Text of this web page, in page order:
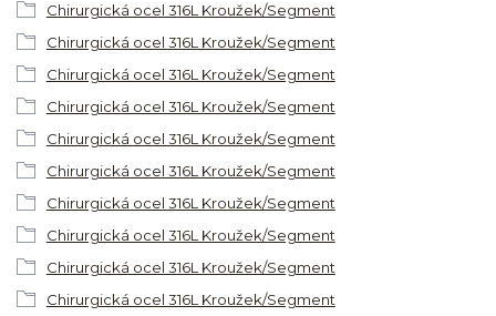
Chirurgická ocel 316L Kroužek/Segment
Chirurgická ocel 316L Kroužek/Segment
Chirurgická ocel 316L Kroužek/Segment
Chirurgická ocel 316L Kroužek/Segment
Chirurgická ocel 316L Kroužek/Segment
Chirurgická ocel 316L Kroužek/Segment
Chirurgická ocel 316L Kroužek/Segment
Chirurgická ocel 316L Kroužek/Segment
Chirurgická ocel 316L Kroužek/Segment
Chirurgická ocel 316L Kroužek/Segment